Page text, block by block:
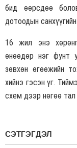
бид өөрсдөө
дотоодын
16 жил энэ
өнөөдөр нэг фунт
зөвхөн өгөөжийн
хийнэ гэсэн үг.
схем дээр нөгөө тал
СЭТГЭГДЭЛ